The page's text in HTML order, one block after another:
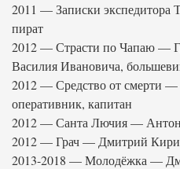
2011 — Записки
пират
2012 — Страсти по Чапаю —
Василия Ивановича,
2012 — Средство от смерти
оперативник, капитан
2012 — Санта Лючия —
2012 — Грач — Дмитрий
2013-2018 — Молодёжка —